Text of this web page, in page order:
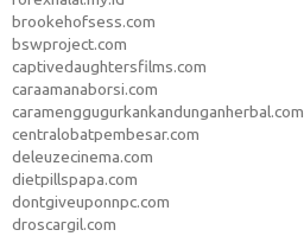
brookehofsess.com
bswproject.com
captivedaughtersfilms.com
caraamanaborsi.com
caramenggugurkankandunganherbal.com
centralobatpembesar.com
deleuzecinema.com
dietpillspapa.com
dontgiveuponnpc.com
droscargil.com